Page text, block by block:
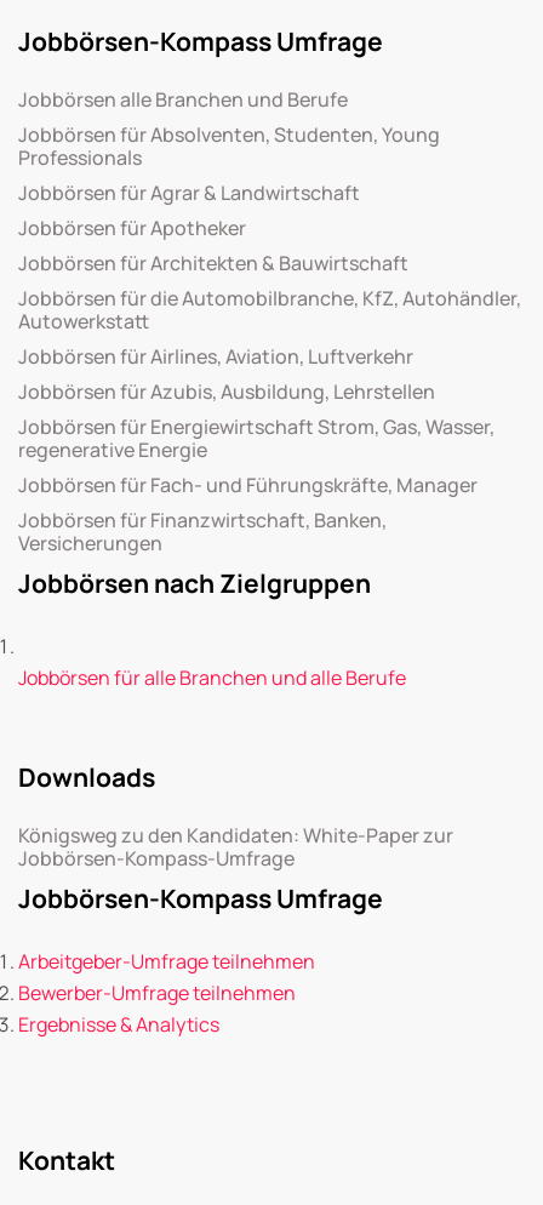
Jobbörsen-Kompass Umfrage
Jobbörsen alle Branchen und Berufe
Jobbörsen für Absolventen, Studenten, Young
Professionals
Jobbörsen für Agrar & Landwirtschaft
Jobbörsen für Apotheker
Jobbörsen für Architekten & Bauwirtschaft
Jobbörsen für die Automobilbranche, KfZ, Autohändler,
Autowerkstatt
Jobbörsen für Airlines, Aviation, Luftverkehr
Jobbörsen für Azubis, Ausbildung, Lehrstellen
Jobbörsen für Energiewirtschaft Strom, Gas, Wasser,
regenerative Energie
Jobbörsen für Fach- und Führungskräfte, Manager
Jobbörsen für Finanzwirtschaft, Banken,
Versicherungen
Jobbörsen nach Zielgruppen
Jobbörsen für alle Branchen und alle Berufe
Downloads
Königsweg zu den Kandidaten: White-Paper zur
Jobbörsen-Kompass-Umfrage
Jobbörsen-Kompass Umfrage
Arbeitgeber-Umfrage teilnehmen
Bewerber-Umfrage teilnehmen
Ergebnisse & Analytics
Kontakt